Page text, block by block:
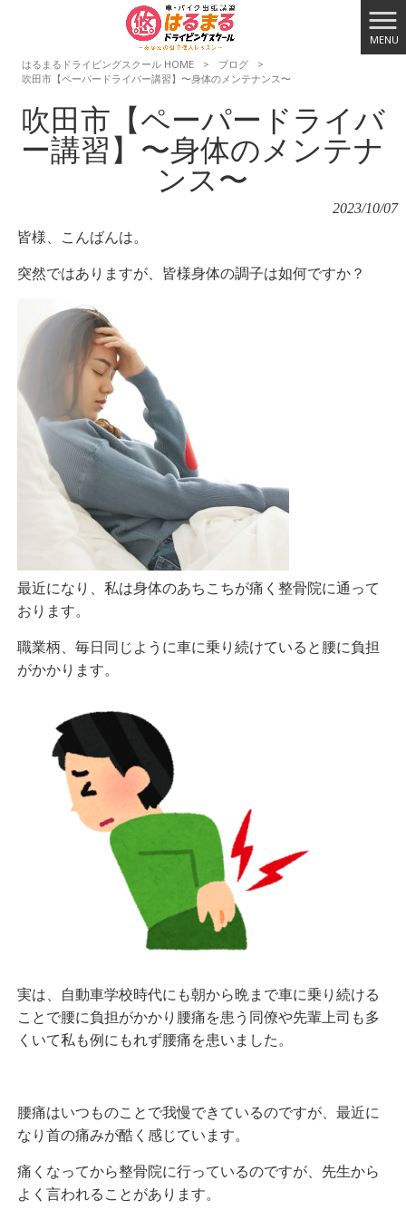
MENU
はるまるドライビングスクール HOME
> ブログ
>
吹田市【ペーパードライバー講習】〜身体のメンテナンス〜
吹田市【ペーパードライバ
ー講習】〜身体のメンテナ
ンス〜
2023/10/07
皆様、こんばんは。
突然ではありますが、皆様身体の調子は如何ですか？
最近になり、私は身体のあちこちが痛く整骨院に通って
おります。
職業柄、毎日同じように車に乗り続けていると腰に負担
がかかります。
実は、自動車学校時代にも朝から晩まで車に乗り続ける
ことで腰に負担がかかり腰痛を患う同僚や先輩上司も多
くいて私も例にもれず腰痛を患いました。
腰痛はいつものことで我慢できているのですが、最近に
なり首の痛みが酷く感じています。
痛くなってから整骨院に行っているのですが、先生から
よく言われることがあります。